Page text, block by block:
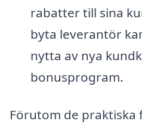
rabatter till sina
byta leverantör
nytta av nya
bonusprogram.
Förutom de